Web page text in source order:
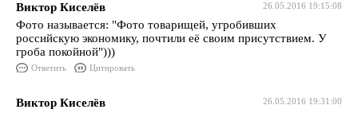
26.05.2016 19:15:08
Виктор Киселёв
Фото называется: "Фото товарищей, угробивших
российскую экономику, почтили её своим присутствием. У
гроба покойной")))
Ответить Цитировать
26.05.2016 19:31:00
Виктор Киселёв